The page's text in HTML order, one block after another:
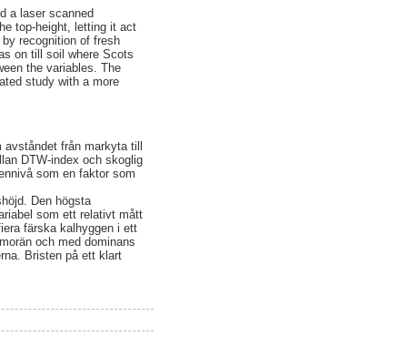
a laser scanned
top-height, letting it act
recognition of fresh
on till soil where Scots
the variables. The
study with a more
avståndet från markyta till
DTW-index och skoglig
som en faktor som
Den högsta
som ett relativt mått
färska kalhyggen i ett
och med dominans
Bristen på ett klart